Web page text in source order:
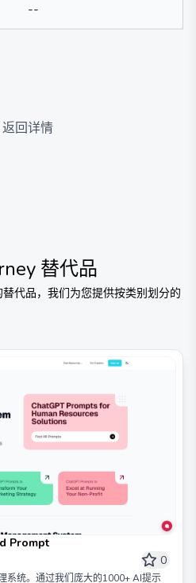
--
返回详情
替代品
替代品，我们为您提供按类别划分的
Prompt
0
系统。通过我们庞大的1000+ AI提示